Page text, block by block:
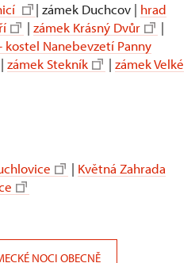
| zámek Duchcov | hrad
| zámek Krásný Dvůr
|
kostel Nanebevzetí Panny
| zámek Stekník | zámek Velké
| Květná Zahrada
NOCI OBECNĚ